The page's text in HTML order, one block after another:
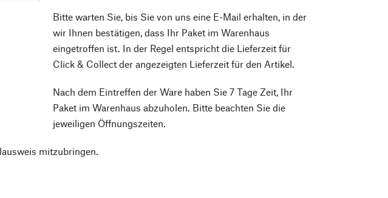
Bitte warten Sie, bis Sie von uns eine E-Mail erhalten, in der
wir Ihnen bestätigen, dass Ihr Paket im Warenhaus
eingetroffen ist. In der Regel entspricht die Lieferzeit für
Click & Collect der angezeigten Lieferzeit für den Artikel.
Nach dem Eintreffen der Ware haben Sie 7 Tage Zeit, Ihr
Paket im Warenhaus abzuholen. Bitte beachten Sie die
jeweiligen Öffnungszeiten.
mitzubringen.